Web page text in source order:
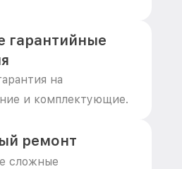
гарантийные
на
и комплектующие.
ремонт
сложные